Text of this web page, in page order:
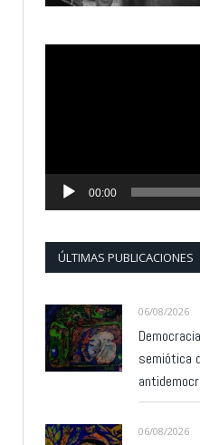
00:00
ÚLTIMAS PUBLICACIONES
06/08/2026
semiótica
06/08/2026